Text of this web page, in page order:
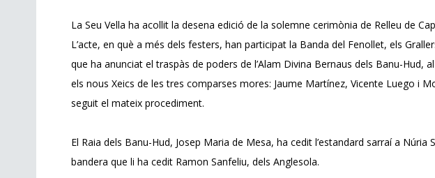
La Seu Vella ha acollit la desena edició de la solemne cerimònia de Relleu de
L’acte, en què a més dels festers, han participat la Banda del Fenollet, els
que ha anunciat el traspàs de poders de l’Alam Divina Bernaus dels Banu-Hud,
els nous Xeics de les tres comparses mores: Jaume Martínez, Vicente Luego i
seguit el mateix procediment.
El Raia dels Banu-Hud, Josep Maria de Mesa, ha cedit l’estandard sarraí a
bandera que li ha cedit Ramon Sanfeliu, dels Anglesola.